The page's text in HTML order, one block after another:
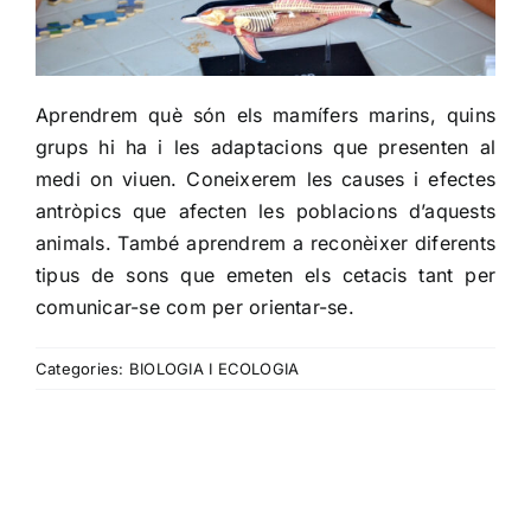
Aprendrem què són els mamífers marins, quins
grups hi ha i les adaptacions que presenten al
medi on viuen. Coneixerem les causes i efectes
antròpics que afecten les poblacions d’aquests
animals. També aprendrem a reconèixer diferents
tipus de sons que emeten els cetacis tant per
comunicar-se com per orientar-se.
Categories: BIOLOGIA I ECOLOGIA